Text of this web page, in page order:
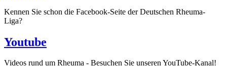
Kennen Sie schon die Facebook-Seite der Deutschen Rheuma-
Liga?
Youtube
Videos rund um Rheuma - Besuchen Sie unseren YouTube-Kanal!